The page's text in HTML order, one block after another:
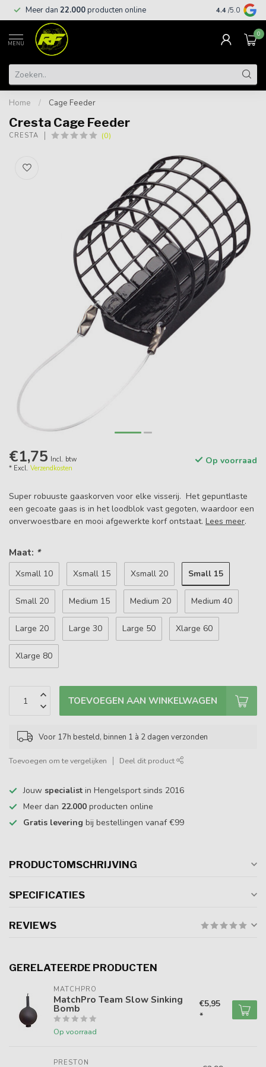
Meer dan 22.000producten online Gratis
4.4 /5.0
MENU
0
Home / Cage Feeder
Cresta Cage Feeder
CRESTA (0)
€1,75 Incl. btw
* Excl. Verzendkosten
Op voorraad
Super robuuste gaaskorven voor elke visserij. Het gepuntlaste
een gecoate gaas is in het loodblok vast gegoten, waardoor een
onverwoestbare en mooi afgewerkte korf ontstaat. Lees meer.
Maat: *
Xsmall 10 Xsmall 15 Xsmall 20 Small 15
Small 20 Medium 15 Medium 20 Medium 40
Large 20 Large 30 Large 50 Xlarge 60
Xlarge 80
TOEVOEGEN AAN WINKELWAGEN
Voor 17h besteld, binnen 1 à 2 dagen verzonden
Toevoegen om te vergelijken Deel dit product
Jouw specialist in Hengelsport sinds 2016
Meer dan 22.000 producten online
Gratis levering bij bestellingen vanaf €99
PRODUCTOMSCHRIJVING
SPECIFICATIES
REVIEWS
GERELATEERDE PRODUCTEN
MATCHPRO
MatchPro Team Slow Sinking
Bomb
Op voorraad
€5,95
*
PRESTON